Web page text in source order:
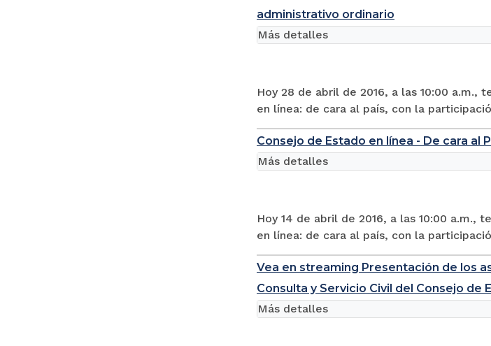
administrativo ordinario
Hoy 28 de abril de 2016, a las 10:00
en línea: de cara al país, con la
Más detalles
Consejo de Estado en línea - De cara al
Hoy 14 de abril de 2016, a las 10:00 a.m.,
en línea: de cara al país, con la
Más detalles
Vea en streaming Presentación de los
Consulta y Servicio Civil del Consejo
Más detalles